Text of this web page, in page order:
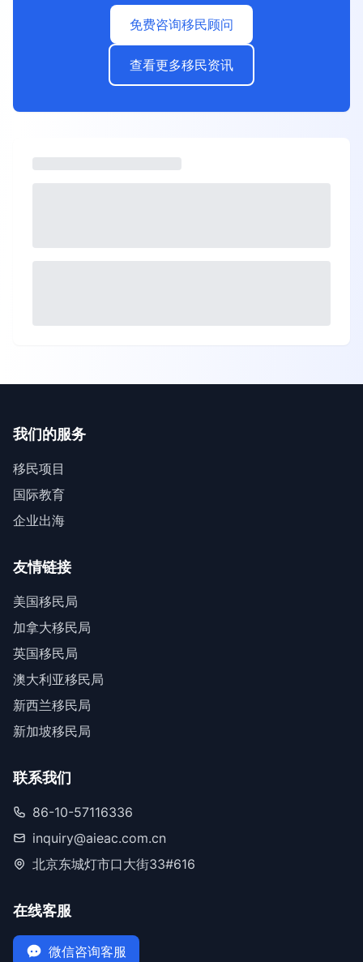
免费咨询移民顾问
查看更多移民资讯
我们的服务
移民项目
国际教育
企业出海
友情链接
美国移民局
加拿大移民局
英国移民局
澳大利亚移民局
新西兰移民局
新加坡移民局
联系我们
86-10-57116336
inquiry@aieac.com.cn
北京东城灯市口大街33#616
在线客服
微信咨询客服